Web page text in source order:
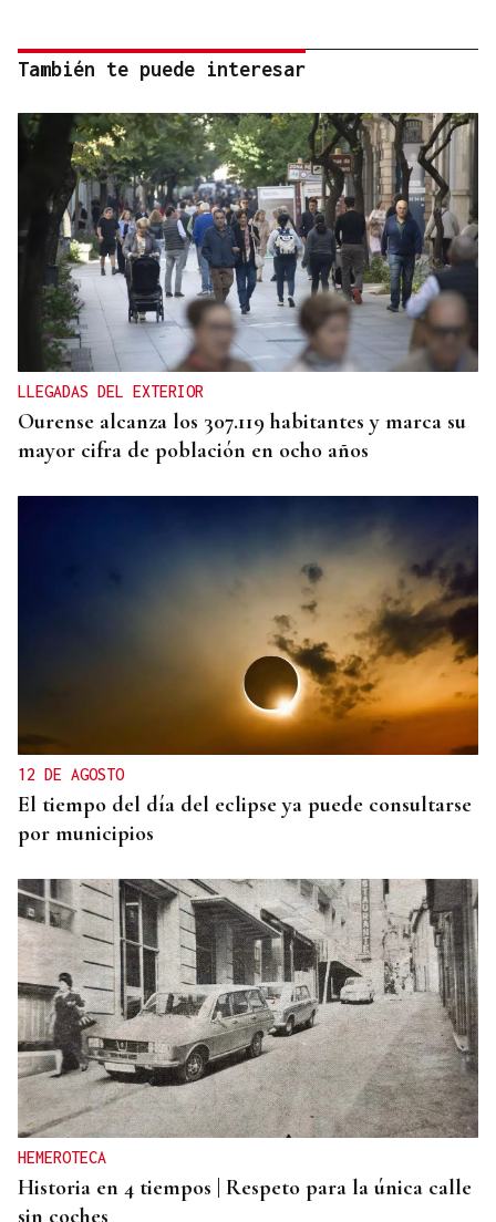
También te puede interesar
LLEGADAS DEL EXTERIOR
Ourense alcanza los 307.119 habitantes y marca su
mayor cifra de población en ocho años
12 DE AGOSTO
El tiempo del día del eclipse ya puede consultarse
por municipios
HEMEROTECA
Historia en 4 tiempos | Respeto para la única calle